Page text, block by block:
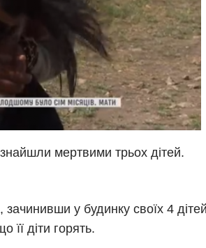
знайшли мертвими трьох дітей.
у будинку своїх 4
її діти горять.